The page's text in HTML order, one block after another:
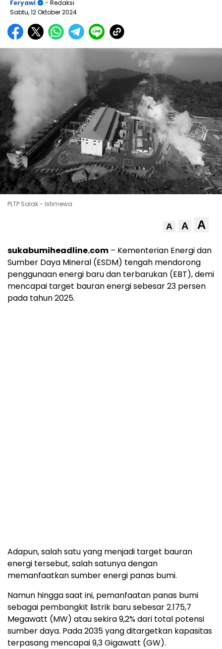
Feryawi
- Redaksi
Sabtu, 12 Oktober 2024
PLTP Salak - Istimewa
A A A
sukabumiheadline.com – Kementerian Energi dan
Sumber Daya Mineral (ESDM) tengah mendorong
penggunaan energi baru dan terbarukan (EBT), demi
mencapai target bauran energi sebesar 23 persen
pada tahun 2025.
Adapun, salah satu yang menjadi target bauran
energi tersebut, salah satunya dengan
memanfaatkan sumber energi panas bumi.
Namun hingga saat ini, pemanfaatan panas bumi
sebagai pembangkit listrik baru sebesar 2.175,7
Megawatt (MW) atau sekira 9,2% dari total potensi
sumber daya. Pada 2035 yang ditargetkan kapasitas
terpasang mencapai 9,3 Gigawatt (GW).